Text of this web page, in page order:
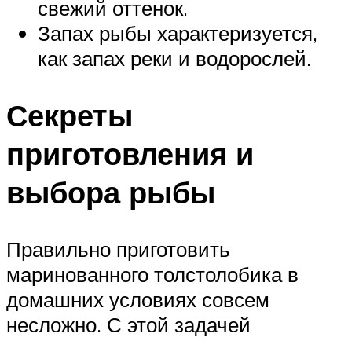
свежий оттенок.
Запах рыбы характеризуется,
как запах реки и водорослей.
Секреты
приготовления и
выбора рыбы
Правильно приготовить
маринованного толстолобика в
домашних условиях совсем
несложно. С этой задачей